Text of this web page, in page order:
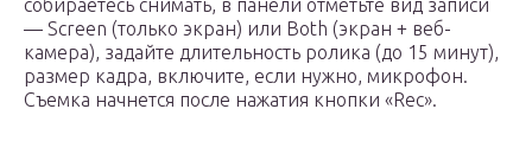
собираетесь снимать, в панели отметьте вид записи
— Screen (только экран) или Both (экран + веб-
камера), задайте длительность ролика (до 15 минут),
размер кадра, включите, если нужно, микрофон.
Съемка начнется после нажатия кнопки «Rec».